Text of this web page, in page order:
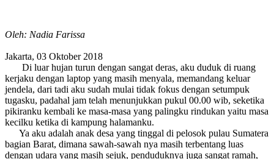
Oleh: Nadia Farissa
Jakarta, 03 Oktober 2018
Di luar hujan turun dengan sangat deras, aku duduk di ruang
kerjaku dengan laptop yang masih menyala, memandang keluar
jendela, dari tadi aku sudah mulai tidak fokus dengan setumpuk
tugasku, padahal jam telah menunjukkan pukul 00.00 wib, seketika
pikiranku kembali ke masa-masa yang palingku rindukan yaitu masa
kecilku ketika di kampung halamanku.
Ya aku adalah anak desa yang tinggal di pelosok pulau Sumatera
bagian Barat, dimana sawah-sawah nya masih terbentang luas
dengan udara yang masih sejuk, penduduknya juga sangat ramah,